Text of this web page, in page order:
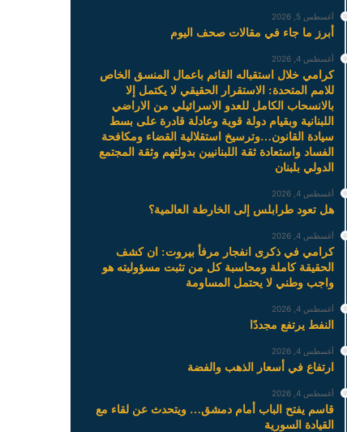
أغسطس 5, 2026
أبرز ما جاء في مقالات صحف اليوم
أغسطس 4, 2026
كرامي خلال استقباله القائم باعمال المنسق الخاص
للامم المتحدة: الاستقرار الحقيقي لا يكتمل إلا
بالانسحاب الكامل للعدو الاسرائيلي من الاراضي
اللبنانية وبقيام دولة قوية وعادلة قادرة على بسط
سيادة القانون…وترسيخ استقلالية القضاء ومكافحة
الفساد واستعادة ثقة اللبنانيين بدولتهم وثقة المجتمع
الدولي بلبنان
أغسطس 4, 2026
هل تعود طرابلس إلى الخارطة العالمية؟
أغسطس 4, 2026
كرامي في ذكرى انفجار مرفأ بيروت: ان كشف
الحقيقة كاملة ومحاسبة كل من تثبت مسؤوليته هو
واجب وطني لا يحتمل المساومة
أغسطس 4, 2026
النفط يرتفع مجددًا
أغسطس 4, 2026
ارتفاع في أسعار الذهب والفضة
أغسطس 4, 2026
قاسم يفتح الباب أمام دمشق… ويتحدث عن لقاء مع
القيادة السورية